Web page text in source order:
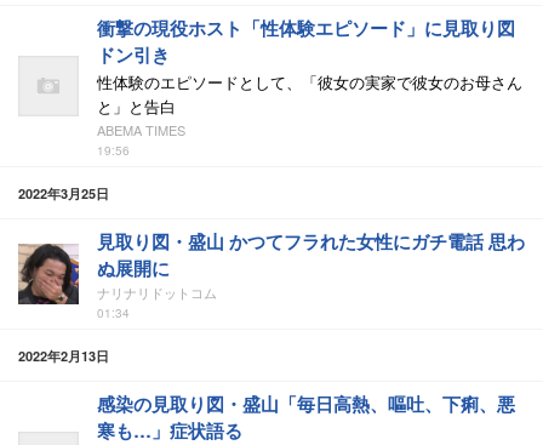
衝撃の現役ホスト「性体験エピソード」に見取り図
ドン引き
性体験のエピソードとして、「彼女の実家で彼女のお母さん
と」と告白
ABEMA TIMES
19:56
2022年3月25日
見取り図・盛山 かつてフラれた女性にガチ電話 思わ
ぬ展開に
ナリナリドットコム
01:34
2022年2月13日
感染の見取り図・盛山「毎日高熱、嘔吐、下痢、悪
寒も…」症状語る